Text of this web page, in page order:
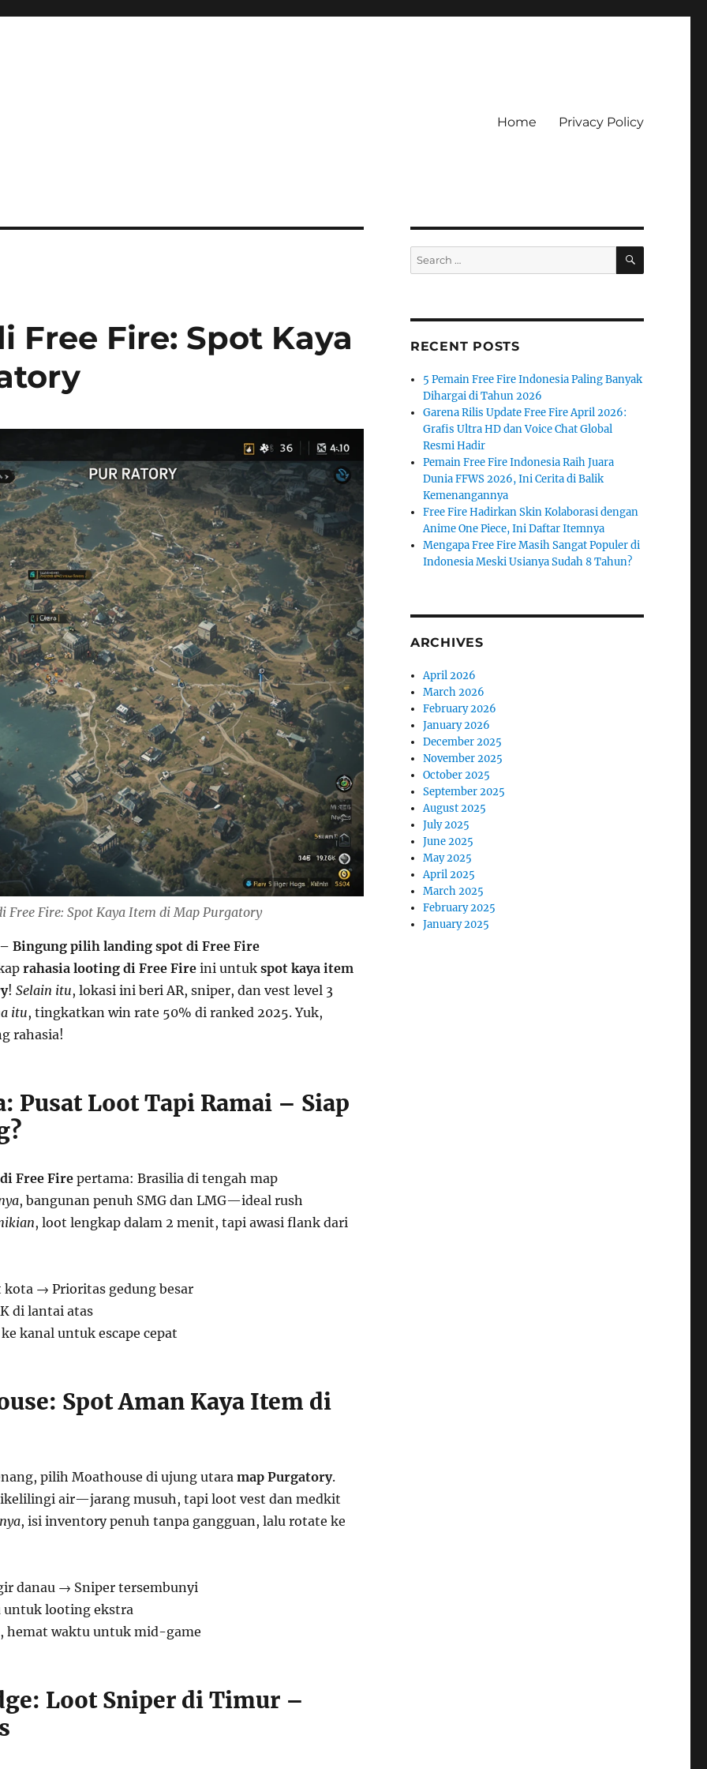
Home Privacy Policy
Free Fire: Spot Kaya
Free Fire: Spot Kaya Item di Map Purgatory
Bingung pilih landing spot di Free Fire
rahasia looting di Free Fireini untuk spot kaya item
! Selain itu, lokasi ini beri AR, sniper, dan vest level 3
itu, tingkatkan win rate 50% di ranked 2025. Yuk,
rahasia!
Pusat Loot Tapi Ramai – Siap
Free Firepertama: Brasilia di tengah map
, bangunan penuh SMG dan LMG—ideal rush
, loot lengkap dalam 2 menit, tapi awasi flank dari
kota → Prioritas gedung besar
di lantai atas
kanal untuk escape cepat
Spot Aman Kaya Item di
pilih Moathouse di ujung utara map Purgatory.
air—jarang musuh, tapi loot vest dan medkit
, isi inventory penuh tanpa gangguan, lalu rotate ke
danau → Sniper tersembunyi
untuk looting ekstra
, hemat waktu untuk mid-game
Loot Sniper di Timur –
Search
for:
SEARCH
RECENT POSTS
5 Pemain Free Fire Indonesia Paling Banyak
Dihargai di Tahun 2026
Garena Rilis Update Free Fire April 2026:
Grafis Ultra HD dan Voice Chat Global
Resmi Hadir
Pemain Free Fire Indonesia Raih Juara
Dunia FFWS 2026, Ini Cerita di Balik
Kemenangannya
Free Fire Hadirkan Skin Kolaborasi dengan
Anime One Piece, Ini Daftar Itemnya
Mengapa Free Fire Masih Sangat Populer di
Indonesia Meski Usianya Sudah 8 Tahun?
ARCHIVES
April 2026
March 2026
February 2026
January 2026
December 2025
November 2025
October 2025
September 2025
August 2025
July 2025
June 2025
May 2025
April 2025
March 2025
February 2025
January 2025